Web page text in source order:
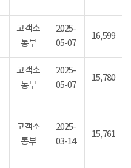
고객소
통부
2025-
05-07
16,599
고객소
통부
2025-
05-07
15,780
고객소
통부
2025-
03-14
15,761